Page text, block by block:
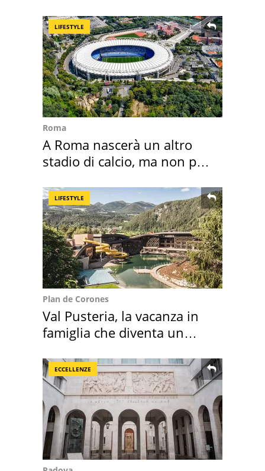
LIFESTYLE
Roma
A Roma nascerà un altro
stadio di calcio, ma non per
LIFESTYLE
Plan de Corones
Val Pusteria, la vacanza in
famiglia che diventa un
ECCELLENZE